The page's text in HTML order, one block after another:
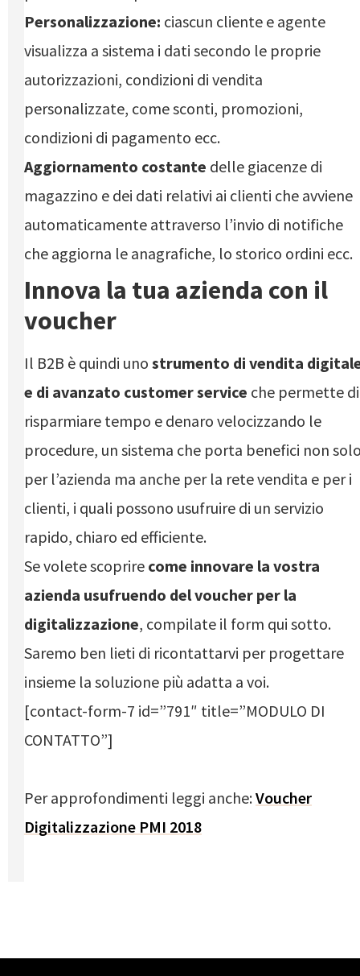
Personalizzazione: ciascun cliente e agente
visualizza a sistema i dati secondo le proprie
autorizzazioni, condizioni di vendita
personalizzate, come sconti, promozioni,
condizioni di pagamento ecc.
Aggiornamento costante delle giacenze di
magazzino e dei dati relativi ai clienti che avviene
automaticamente attraverso l’invio di notifiche
che aggiorna le anagrafiche, lo storico ordini ecc.
Innova la tua azienda con il
voucher
Il B2B è quindi uno strumento di vendita
e di avanzato customer service che permette di
risparmiare tempo e denaro velocizzando le
procedure, un sistema che porta benefici non
per l’azienda ma anche per la rete vendita e per i
clienti, i quali possono usufruire di un servizio
rapido, chiaro ed efficiente.
Se volete scoprire come innovare la vostra
azienda usufruendo del voucher per la
digitalizzazione, compilate il form qui sotto.
Saremo ben lieti di ricontattarvi per progettare
insieme la soluzione più adatta a voi.
[contact-form-7 id=”791″ title=”MODULO DI
CONTATTO”]
Per approfondimenti leggi anche:Voucher
Digitalizzazione PMI 2018